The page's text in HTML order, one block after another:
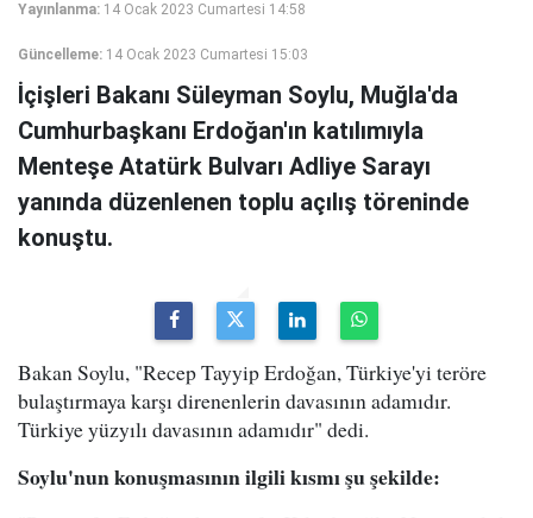
Yayınlanma: 14 Ocak 2023 Cumartesi 14:58
Güncelleme: 14 Ocak 2023 Cumartesi 15:03
İçişleri Bakanı Süleyman Soylu, Muğla'da
Cumhurbaşkanı Erdoğan'ın katılımıyla
Menteşe Atatürk Bulvarı Adliye Sarayı
yanında düzenlenen toplu açılış töreninde
konuştu.
Bakan Soylu, "Recep Tayyip Erdoğan, Türkiye'yi teröre
bulaştırmaya karşı direnenlerin davasının adamıdır.
Türkiye yüzyılı davasının adamıdır" dedi.
Soylu'nun konuşmasının ilgili kısmı şu şekilde: